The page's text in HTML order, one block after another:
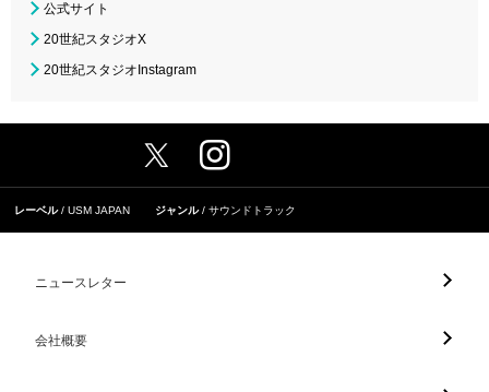
公式サイト
20世紀スタジオX
20世紀スタジオInstagram
レーベル USM JAPAN ジャンル サウンドトラック
ニュースレター
会社概要